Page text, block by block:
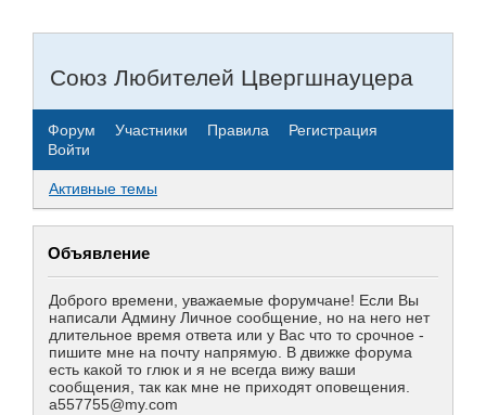
Союз Любителей Цвергшнауцера
Форум Участники Правила
Регистрация
Войти
Активные темы
Объявление
Доброго времени, уважаемые форумчане! Если Вы
написали Админу Личное сообщение, но на него нет
длительное время ответа или у Вас что то срочное -
пишите мне на почту напрямую. В движке форума
есть какой то глюк и я не всегда вижу ваши
сообщения, так как мне не приходят оповещения.
a557755@my.com